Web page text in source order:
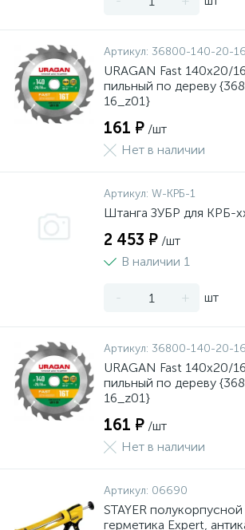
Артикул: 36800-140-20-
URAGAN Fast 140x20/
пильный по дереву
16_z01}
161 ₽ /шт
Нет в наличии
Артикул: W-КРБ-1
Штанга ЗУБР для КРБ-
2 453 ₽ /шт
В наличии 1
- + шт
Артикул: 36800-140-20-
URAGAN Fast 140x20/
пильный по дереву
16_z01}
161 ₽ /шт
Нет в наличии
Артикул: 06690
STAYER
герметика Expert,